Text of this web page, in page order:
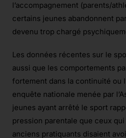
l’accompagnement (parents/
certains jeunes abandonnent
devenu trop chargé
Les données récentes sur le
aussi que les comportements
fortement dans la continuité ou
enquête nationale menée par
jeunes ayant arrêté le sport
pression parentale que ceux
anciens pratiquants disaient